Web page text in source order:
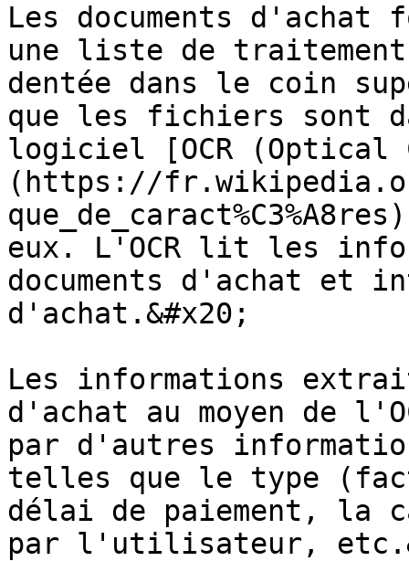
Les documents d'achat
une liste de
dentée dans le coin
que les fichiers sont
logiciel [OCR (Optical
(https://
eux. L'OCR lit les
documents d'achat et
d'achat.&#x20;
Les informations
d'achat au moyen de
par d'autres
telles que le type
délai de paiement, la
par l'utilisateur,